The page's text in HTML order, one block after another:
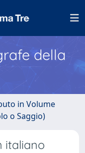
della
in Volume
o Saggio)
italiano